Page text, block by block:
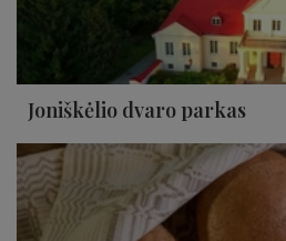
Joniškėlio dvaro parkas